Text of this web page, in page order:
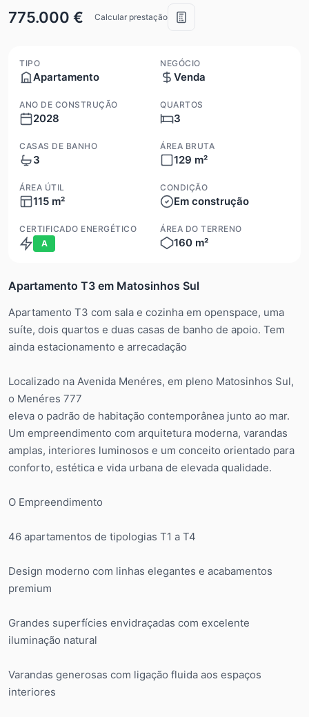
775.000 €
Calcular prestação
TIPO
Apartamento
NEGÓCIO
Venda
ANO DE CONSTRUÇÃO
2028
QUARTOS
3
CASAS DE BANHO
3
ÁREA BRUTA
129 m²
ÁREA ÚTIL
115 m²
CONDIÇÃO
Em construção
CERTIFICADO ENERGÉTICO
A
ÁREA DO TERRENO
160 m²
Apartamento T3 em Matosinhos Sul
Apartamento T3 com sala e cozinha em openspace, uma
suíte, dois quartos e duas casas de banho de apoio. Tem
ainda estacionamento e arrecadação
Localizado na Avenida Menéres, em pleno Matosinhos Sul,
o Menéres 777
eleva o padrão de habitação contemporânea junto ao mar.
Um empreendimento com arquitetura moderna, varandas
amplas, interiores luminosos e um conceito orientado para
conforto, estética e vida urbana de elevada qualidade.
O Empreendimento
46 apartamentos de tipologias T1 a T4
Design moderno com linhas elegantes e acabamentos
premium
Grandes superfícies envidraçadas com excelente
iluminação natural
Varandas generosas com ligação fluida aos espaços
interiores